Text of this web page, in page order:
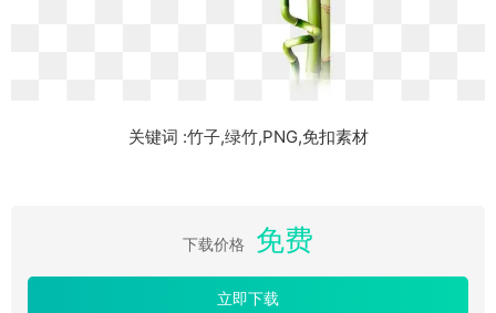
关键词 :竹子,绿竹,PNG,免扣素材
下载价格 免费
立即下载